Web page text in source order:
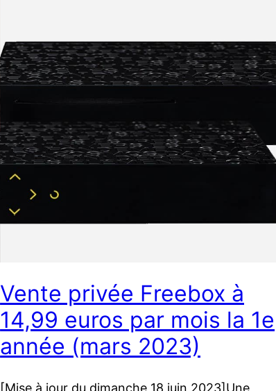
Vente privée Freebox à
14,99 euros par mois la 1e
année (mars 2023)
[Mise à jour du dimanche 18 juin 2023]Une